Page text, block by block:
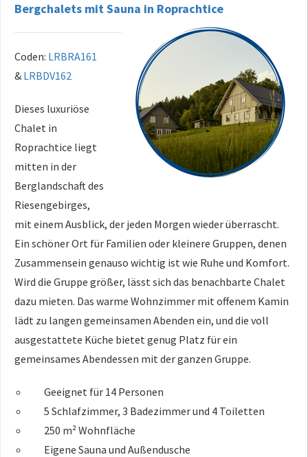
Bergchalets mit Sauna in Roprachtice
Coden: LRBRA161
& LRBDV162
Dieses luxuriöse
Chalet in
Roprachtice liegt
mitten in der
Berglandschaft des
Riesengebirges,
mit einem Ausblick, der jeden Morgen wieder überrascht.
Ein schöner Ort für Familien oder kleinere Gruppen, denen
Zusammensein genauso wichtig ist wie Ruhe und Komfort.
Wird die Gruppe größer, lässt sich das benachbarte Chalet
dazu mieten. Das warme Wohnzimmer mit offenem Kamin
lädt zu langen gemeinsamen Abenden ein, und die voll
ausgestattete Küche bietet genug Platz für ein
gemeinsames Abendessen mit der ganzen Gruppe.
Geeignet für 14 Personen
5 Schlafzimmer, 3 Badezimmer und 4 Toiletten
250 m² Wohnfläche
Eigene Sauna und Außendusche